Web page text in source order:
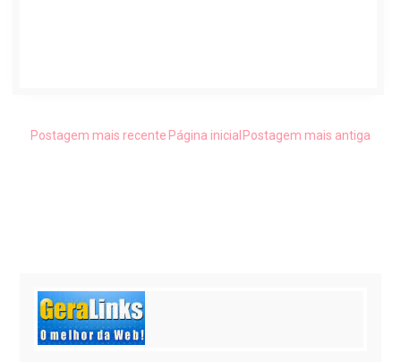
Postagem mais recente Postagem mais antiga
Página inicial